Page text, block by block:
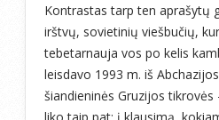
Kontrastas tarp ten aprašytų
irštvų, sovietinių viešbučių,
tebetarnauja vos po kelis
leisdavo 1993 m. iš
šiandieninės Gruzijos tikrovės